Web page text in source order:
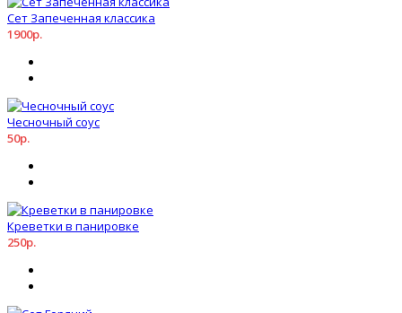
Сет Запеченная классика
1900р.
Чесночный соус
50р.
Креветки в панировке
250р.